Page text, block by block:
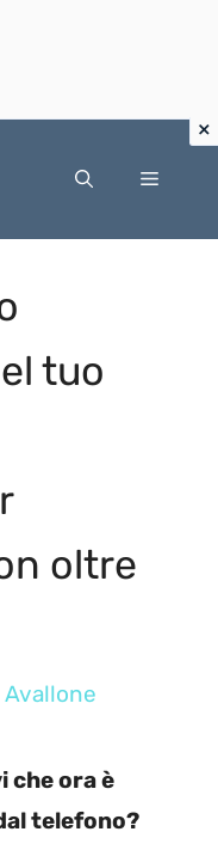
Menu
tuo
oltre
che ora è
telefono?